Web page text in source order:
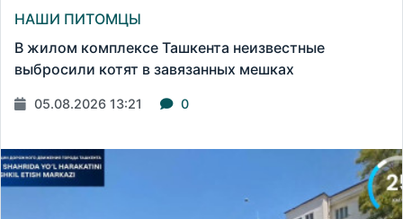
НАШИ ПИТОМЦЫ
В жилом комплексе Ташкента неизвестные
выбросили котят в завязанных мешках
05.08.2026 13:21 0